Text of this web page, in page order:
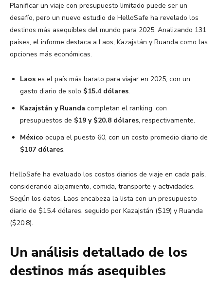
Planificar un viaje con presupuesto limitado puede ser un
desafío, pero un nuevo estudio de HelloSafe ha revelado los
destinos más asequibles del mundo para 2025. Analizando 131
países, el informe destaca a Laos, Kazajstán y Ruanda como las
opciones más económicas.
Laos es el país más barato para viajar en 2025, con un
gasto diario de solo $15.4 dólares.
Kazajstán y Ruanda completan el ranking, con
presupuestos de $19 y $20.8 dólares, respectivamente.
México ocupa el puesto 60, con un costo promedio diario de
$107 dólares.
HelloSafe ha evaluado los costos diarios de viaje en cada país,
considerando alojamiento, comida, transporte y actividades.
Según los datos, Laos encabeza la lista con un presupuesto
diario de $15.4 dólares, seguido por Kazajstán ($19) y Ruanda
($20.8).
Un análisis detallado de los
destinos más asequibles